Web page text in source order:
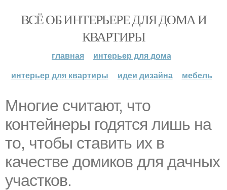
ВСЁ ОБ ИНТЕРЬЕРЕ ДЛЯ ДОМА И
КВАРТИРЫ
главная
интерьер для дома
интерьер для квартиры
идеи дизайна мебель
Многие считают, что
контейнеры годятся лишь на
то, чтобы ставить их в
качестве домиков для дачных
участков.